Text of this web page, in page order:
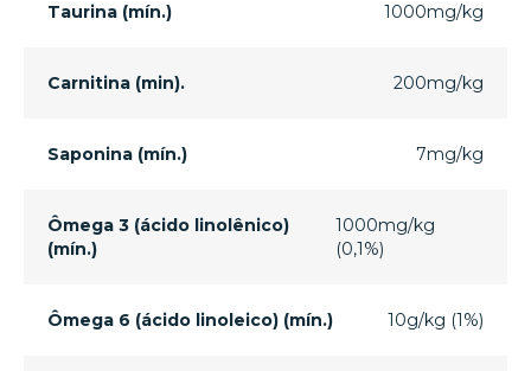
Taurina (mín.) 1000mg/kg
Carnitina (min). 200mg/kg
Saponina (mín.) 7mg/kg
Ômega 3 (ácido linolênico)
(mín.)
1000mg/kg
(0,1%)
Ômega 6 (ácido linoleico) (mín.) 10g/kg (1%)